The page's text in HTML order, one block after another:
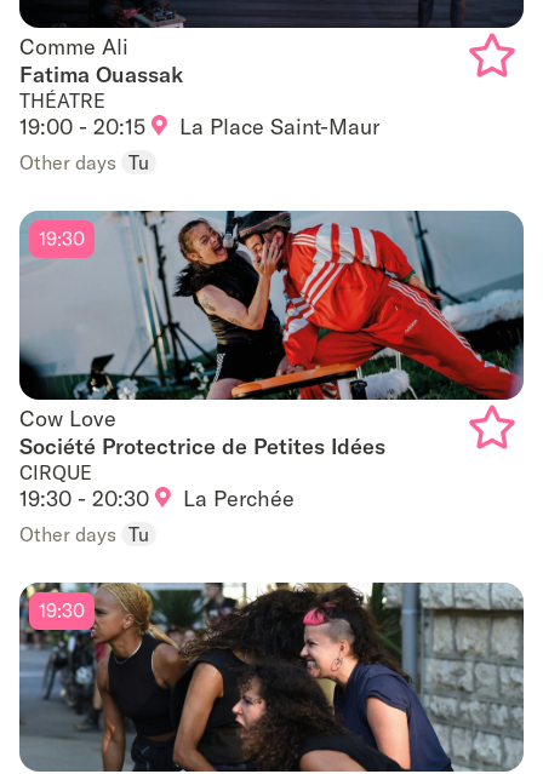
Comme Ali
Comme Ali
Fatima Ouassak
THÉATRE
19:00 - 20:15 La Place Saint-Maur
Other days Tu
Cow Love
Cow Love
Société Protectrice de Petites Idées
CIRQUE
19:30 - 20:30 La Perchée
19:30
Other days Tu
19:30